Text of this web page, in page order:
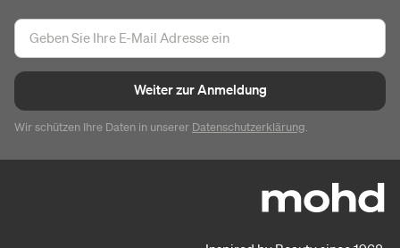
Weiter zur Anmeldung
Wir schützen Ihre Daten in unserer Datenschutzerklärung.